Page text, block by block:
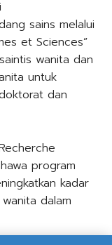
sains melalui
et Sciences”
wanita dan
untuk
dan
program
kadar
dalam